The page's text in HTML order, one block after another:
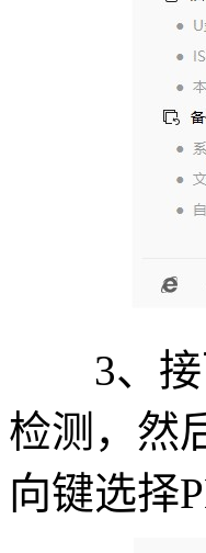
3、接
检测，然
向键选择